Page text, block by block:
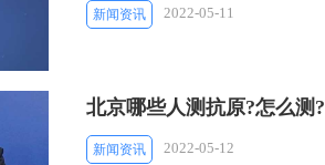
新闻资讯 2022-05-11
北京哪些人测抗原?怎么测?
新闻资讯 2022-05-12